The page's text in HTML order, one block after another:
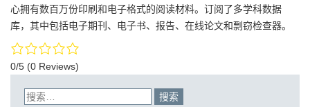
心拥有数百万份印刷和电子格式的阅读材料。订阅了多学科数据
库，其中包括电子期刊、电子书、报告、在线论文和剽窃检查器。
0/5 (0 Reviews)